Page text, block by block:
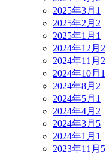
2025年3月 1
2025年2月 2
2025年1月 1
2024年12月 2
2024年11月 2
2024年10月 1
2024年8月 2
2024年5月 1
2024年4月 2
2024年3月 5
2024年1月 1
2023年11月 5